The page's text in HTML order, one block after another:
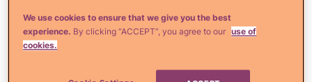
MIRA: Los hombres le pagan
a Amanda Amazona por
algo que no comprendo
We use cookies to ensure that we give you the best
experience. By clicking “ACCEPT”, you agree to our use of
cookies.